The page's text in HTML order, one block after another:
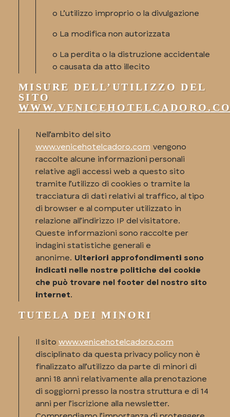
o L’utilizzo improprio o la divulgazione
o La modifica non autorizzata
o La perdita o la distruzione accidentale
o causata da atto illecito
MISURE DELL’UTILIZZO DEL
SITO
Nell’ambito del sito
www.venicehotelcadoro.com vengono
raccolte alcune informazioni personali
relative agli accessi web a questo sito
tramite l’utilizzo di cookies o tramite la
tracciatura di dati relativi al traffico, al tipo
di browser e al computer utilizzato in
relazione all’indirizzo IP del visitatore.
Queste informazioni sono raccolte per
indagini statistiche generali e
anonime. Ulteriori approfondimenti sono
indicati nelle nostre politiche dei cookie
che può trovare nel footer del nostro sito
internet.
TUTELA DEI MINORI
Il sito www.venicehotelcadoro.com
disciplinato da questa privacy policy non è
finalizzato all’utilizzo da parte di minori di
anni 18 anni relativamente alla prenotazione
di soggiorni presso la nostra struttura e di 14
anni per l’iscrizione alla newsletter.